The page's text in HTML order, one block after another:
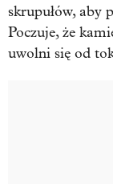
skrupułów, aby
Poczuje, że
uwolni się od